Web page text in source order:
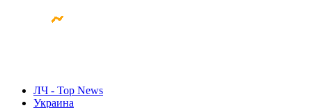
ЛЧ - Top News
Украина